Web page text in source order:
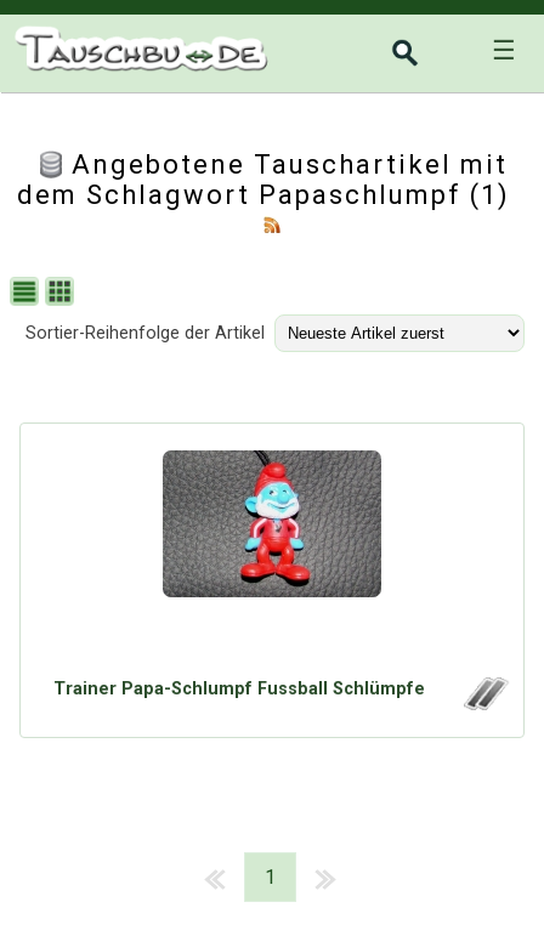
☰
Angebotene Tauschartikel mit
dem Schlagwort Papaschlumpf (1)
Sortier-Reihenfolge der Artikel
Trainer Papa-Schlumpf Fussball Schlümpfe
1